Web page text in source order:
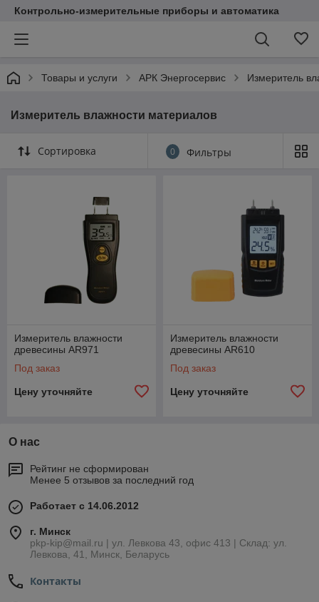
Контрольно-измерительные приборы и автоматика
Товары и услуги АРК Энергосервис Измеритель
Измеритель влажности материалов
Сортировка 0 Фильтры
Измеритель влажности
древесины AR971
Под заказ
Цену уточняйте
Измеритель влажности
древесины AR610
Под заказ
Цену уточняйте
О нас
Рейтинг не сформирован
Менее 5 отзывов за последний год
Работает с 14.06.2012
г. Минск
pkp-kip@mail.ru | ул. Левкова 43, офис 413 | Склад: ул.
Левкова, 41, Минск, Беларусь
Контакты